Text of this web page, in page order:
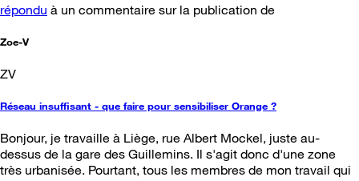
répondu à un commentaire sur la publication de
Zoe-V
ZV
Réseau insuffisant - que faire pour sensibiliser Orange ?
Bonjour, je travaille à Liège, rue Albert Mockel, juste au-
dessus de la gare des Guillemins. Il s'agit donc d'une zone
très urbanisée. Pourtant, tous les membres de mon travail qui